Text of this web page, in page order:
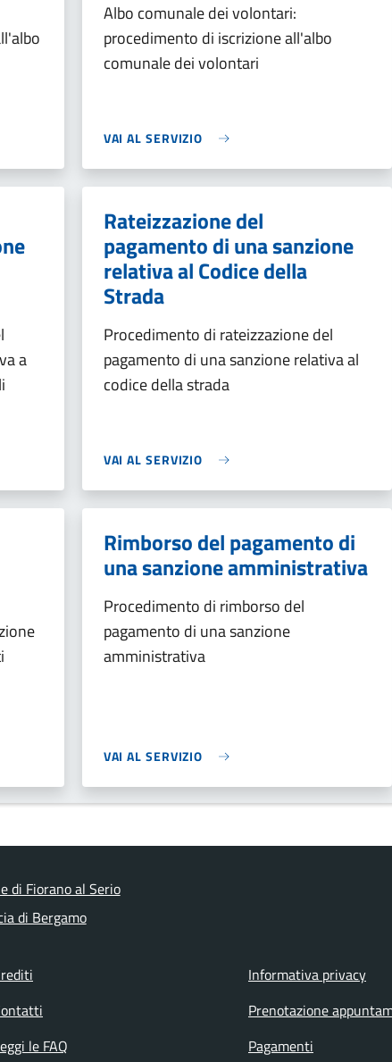
Albo comunale dei volontari:
procedimento di iscrizione all'albo
comunale dei volontari
VAI AL SERVIZIO
a
Rateizzazione del
pagamento di una sanzione
relativa al Codice della
Strada
Procedimento di rateizzazione del
pagamento di una sanzione relativa al
codice della strada
VAI AL SERVIZIO
Rimborso del pagamento di
una sanzione amministrativa
Procedimento di rimborso del
pagamento di una sanzione
amministrativa
VAI AL SERVIZIO
di Fiorano al Serio
di Bergamo
Informativa privacy
Prenotazione
le FAQ Pagamenti